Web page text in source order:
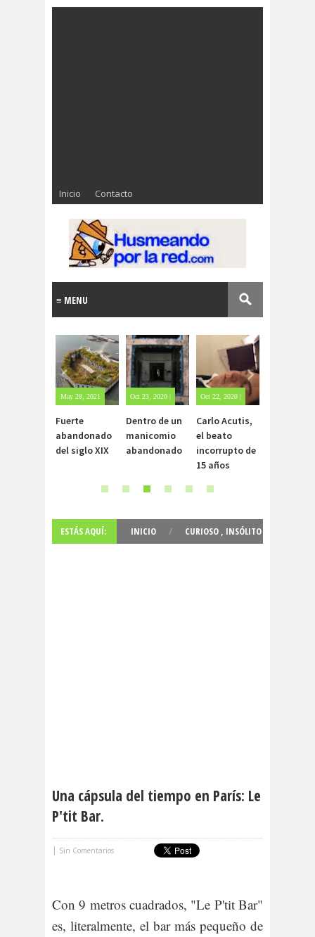
Inicio Contacto
May 28, 2021
comentarios
Fuerte
abandonado
del siglo XIX
Oct 23, 2020 |
comentarios
Dentro de un
manicomio
abandonado
Oct 22, 2020 |
Carlo Acutis,
el beato
incorrupto de
15 años
ESTÁS AQUÍ: INICIO / CURIOSO , INSÓLITO
Una cápsula del tiempo en París: Le
P'tit Bar.
| Sin Comentarios
Con 9 metros cuadrados, "Le P'tit Bar"
es, literalmente, el bar más pequeño de